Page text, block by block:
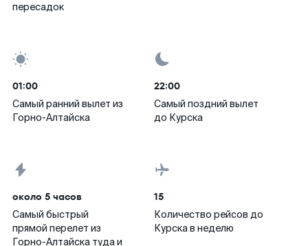
пересадок
01:00
Самый ранний вылет из
Горно-Алтайска
22:00
Самый поздний вылет
до Курска
около 5 часов
Самый быстрый
прямой перелет из
Горно-Алтайска туда и
15
Количество рейсов до
Курска в неделю